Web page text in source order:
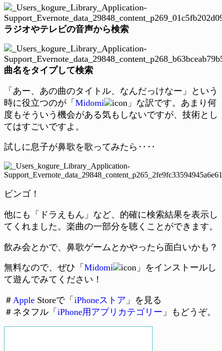
ラジオやテレビの音声から検索
曲名をタイプして検索
「あー、あの曲のタイトル、なんだっけなー」という
時に役立つのが「 Midomi
」な訳です。あまり何
度もそういう機会がある気もしないですが、技術とし
てはすごいですよ。
試しに息子が鼻歌を歌ってみたら‥‥
ビンゴ！
他にも「ドラえもん」など、的確に検索結果を表示し
てくれました。楽曲の一部分を聴くことができます。
飲み会とかで、鼻歌ゲームとかやったら面白いかも？
無料なので、ぜひ「 Midomi
」をインストールし
て遊んでみてください！
＃ Apple Storeで「 iPhoneストア 」を見る
＃ネタフル「 iPhone用アプリカテゴリー 」もどうぞ。